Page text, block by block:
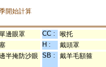
開始計算
邊眼罩 CC :
喉托
H :
戴頭罩
半掩防沙眼 SB : 戴羊毛額箍